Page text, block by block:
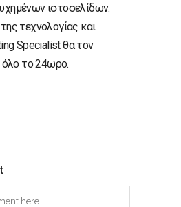
ιστοσελίδων.
τεχνολογίας και
Specialist θα τον
όλο το 24ωρο.